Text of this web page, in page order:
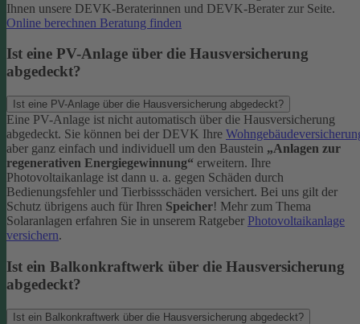
Ihnen unsere DEVK-Beraterinnen und DEVK-Berater zur Seite.
Online berechnen Beratung finden
Ist eine PV-Anlage über die Hausversicherung
abgedeckt?
Ist eine PV-Anlage über die Hausversicherung abgedeckt?
Eine PV-Anlage ist nicht automatisch über die Hausversicherung
abgedeckt. Sie können bei der DEVK Ihre
aber ganz einfach und individuell um den Baustein „Anlagen zur
regenerativen Energiegewinnung“ erweitern. Ihre
Photovoltaikanlage ist dann u. a. gegen Schäden durch
Bedienungsfehler und Tierbissschäden versichert. Bei uns gilt der
Schutz übrigens auch für Ihren Speicher! Mehr zum Thema
Solaranlagen erfahren Sie in unserem Ratgeber Photovoltaikanlage
versichern.
Ist ein Balkonkraftwerk über die Hausversicherung
abgedeckt?
Ist ein Balkonkraftwerk über die Hausversicherung abgedeckt?